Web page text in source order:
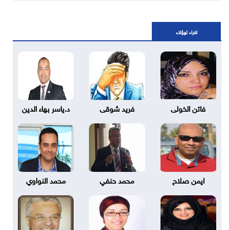
اقراء لهؤلاء
فاتن الخولى فريد شوقى د.ياسر بهاء الدين
ايمن صلاح محمد حنفي محمد النواوي